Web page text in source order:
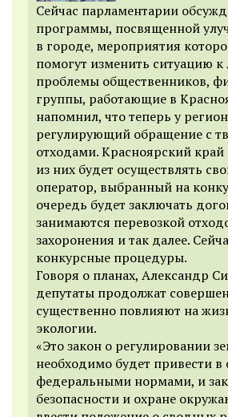
Сейчас парламентарии
программы, посвященной
в городе, мероприятия
помогут изменить ситуацию
проблемы общественников,
группы, работающие в
напомнил, что теперь у
регулирующий обращение с
отходами. Красноярский
из них будет осуществлять
оператор, выбранный на
очередь будет заключать
занимаются перевозкой
захоронения и так далее.
конкурсные процедуры.
Говоря о планах, Александр
депутаты продолжат
существенно повлияют на
экологии.
«Это закон о регулировании
необходимо будет привести в
федеральными нормами, и
безопасности и охране